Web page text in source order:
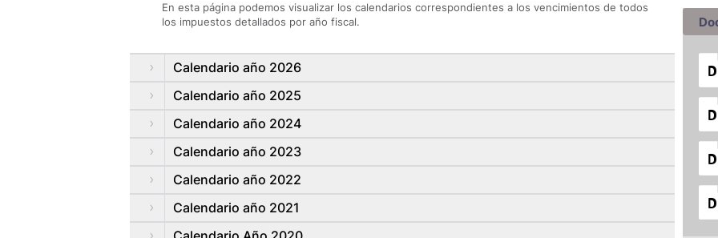
En esta página podemos visualizar los calendarios correspondientes a los vencimientos de todos
los impuestos detallados por año fiscal.
Calendario año 2026
Calendario año 2025
Calendario año 2024
Calendario año 2023
Calendario año 2022
Calendario año 2021